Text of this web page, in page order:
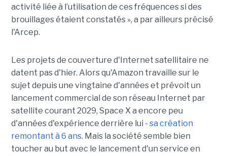
activité liée à l’utilisation de ces fréquences si des
brouillages étaient constatés », a par ailleurs précisé
l'Arcep.
Les projets de couverture d'Internet satellitaire ne
datent pas d'hier. Alors qu'Amazon travaille sur le
sujet depuis une vingtaine d'années et prévoit un
lancement commercial de son réseau Internet par
satellite courant 2029, Space X a encore peu
d'années d'expérience derrière lui - sa création
remontant à 6 ans. Mais la société semble bien
toucher au but avec le lancement d'un service en